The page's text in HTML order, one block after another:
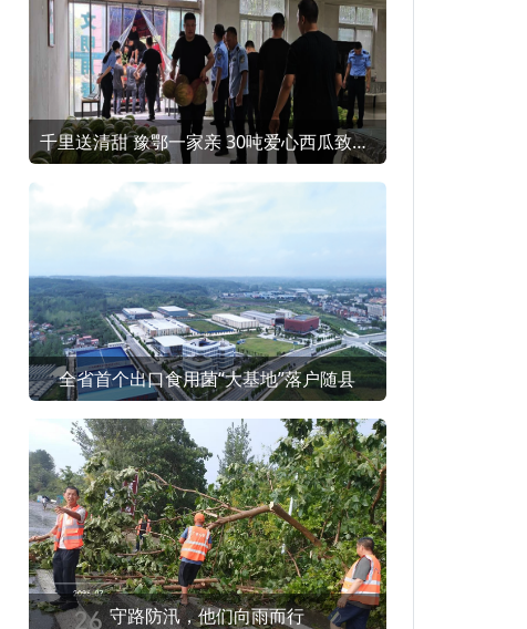
千里送清甜 豫鄂一家亲 30吨爱心西瓜致敬随县酷暑一线
全省首个出口食用菌“大基地”落户随县
守路防汛，他们向雨而行